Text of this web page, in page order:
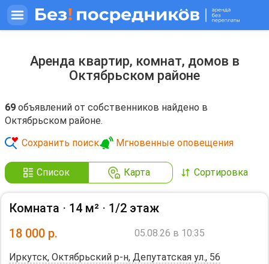
Аренда квартир, комнат, домов в
Октябрьском районе
69 объявлений от собственников найдено в
Октябрьском районе.
Сохранить поиск
Мгновенные оповещения
Список Карта Сортировка
Комната ⋅ 14 м² ⋅ 1/2 этаж
18 000 р. 05.08.26 в 10:35
Иркутск, Октябрьский р-н, Депутатская ул., 56